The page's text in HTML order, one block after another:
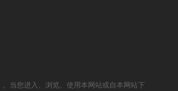
当您进入、浏览、使用本网站或自本网站下